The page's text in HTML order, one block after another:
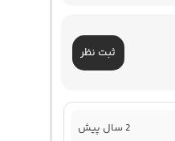
ثبت نظر
2 سال پیش